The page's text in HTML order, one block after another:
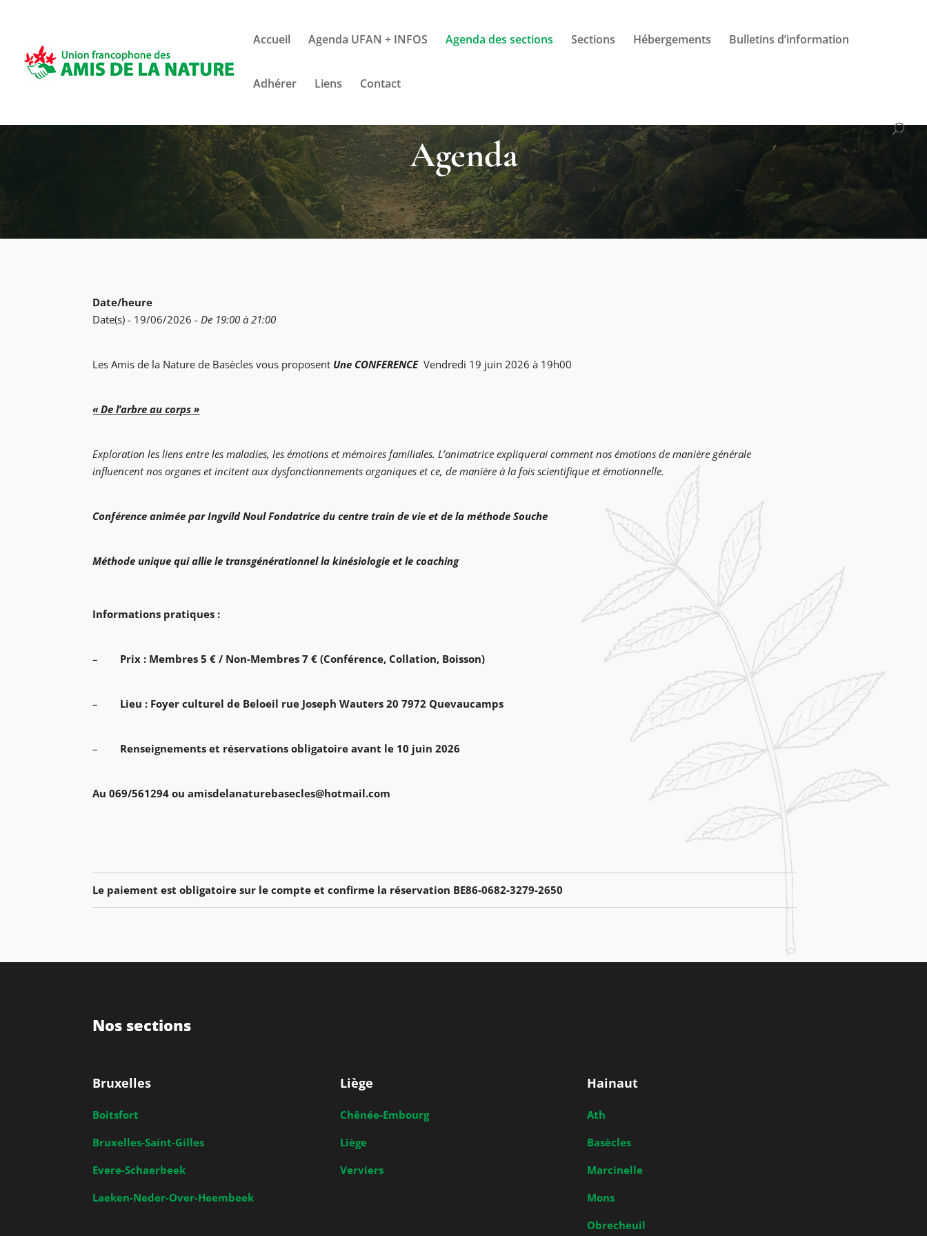
Accueil Agenda UFAN + INFOS Agenda des sections Sections Hébergements Bulletins d’information
Adhérer Liens Contact
Agenda
Date/heure
Date(s) - 19/06/2026 -De 19:00 à 21:00
Les Amis de la Nature de Basècles vous proposent Une CONFERENCEVendredi 19 juin 2026 à 19h00
« De l’arbre au corps »
Exploration les liens entre les maladies, les émotions et mémoires familiales. L’animatrice expliquerai comment nos émotions de manière générale
influencent nos organes et incitent aux dysfonctionnements organiques et ce, de manière à la fois scientifique et émotionnelle.
Conférence animée par Ingvild NoulFondatrice du centre train de vie et de la méthode Souche
Méthode unique qui allie le transgénérationnel la kinésiologie et le coaching
Informations pratiques :
– Prix : Membres 5 € / Non-Membres 7 € (Conférence, Collation, Boisson)
– Lieu : Foyer culturel de Beloeil rue Joseph Wauters 20 7972 Quevaucamps
– Renseignements et réservations obligatoire avant le 10 juin 2026
Au 069/561294 ou amisdelanaturebasecles@hotmail.com
Le paiement est obligatoire sur le compte et confirme la réservation BE86-0682-3279-2650
Nos sections
Bruxelles
Boitsfort
Bruxelles-Saint-Gilles
Evere-Schaerbeek
Laeken-Neder-Over-Heembeek
Liège
Chênée-Embourg
Liège
Verviers
Hainaut
Ath
Basècles
Marcinelle
Mons
Obrecheuil